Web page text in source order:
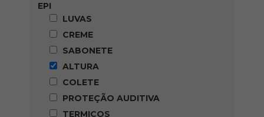
EPI
LUVAS
CREME
SABONETE
ALTURA
COLETE
PROTEÇÃO AUDITIVA
TERMICOS